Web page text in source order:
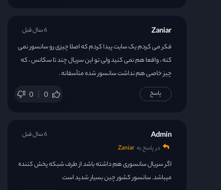
Zaniar
فکر می کردم یک سایت پیدا کردم که اصلا چیزی رو سانسور نمی
کنه ، واقعا هم نمی کنید ولی تو این سریال چند تا سکانس ، که
چیز خاصی هم نداشت سانسور شده متأسفانه .
0 0
6 سال قبل
پاسخ
Admin
در پاسخ به Zaniar
اگر سریال سانسوری هم داشته باشد از طرف شبکه پخش کننده
میباشد. سانسور کشور چین بسیار شدید است
6 سال قبل